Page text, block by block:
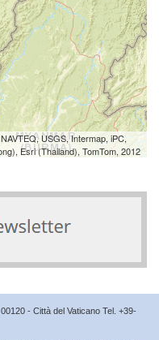
USGS, Intermap, iPC,
Esri (Thailand), TomTom, 2012
- Città del Vaticano Tel. +39-